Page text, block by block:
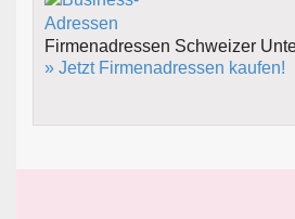
Firmenadressen Schweizer
» Jetzt Firmenadressen kaufen!